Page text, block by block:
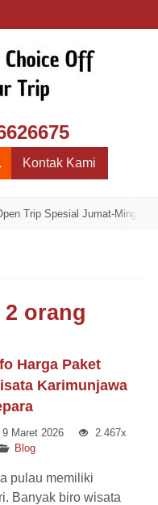
Kontak Kami
Jumat-Minggu Cuma
orang
Harga Paket
Karimunjawa
9 Maret 2026
2.467x
Blog
pulau memiliki
Banyak biro wisata